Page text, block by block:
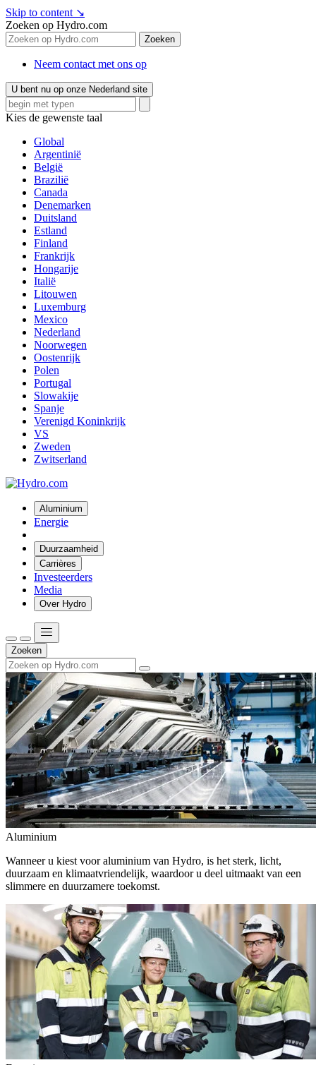
Skip to content ↘
Zoeken op Hydro.com
Zoeken
Neem contact met ons op
U bent nu op onze Nederland site
Kies de gewenste taal
Global
Argentinië
België
Brazilië
Canada
Denemarken
Duitsland
Estland
Finland
Frankrijk
Hongarije
Italië
Litouwen
Luxemburg
Mexico
Nederland
Noorwegen
Oostenrijk
Polen
Portugal
Slowakije
Spanje
Verenigd Koninkrijk
VS
Zweden
Zwitserland
Aluminium
Energie
Duurzaamheid
Carrières
Investeerders
Media
Over Hydro
Zoeken
Aluminium
Wanneer u kiest voor aluminium van Hydro, is het sterk, licht,
duurzaam en klimaatvriendelijk, waardoor u deel uitmaakt van een
slimmere en duurzamere toekomst.